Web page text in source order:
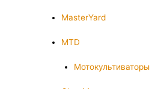
MasterYard
MTD
Мотокультиваторы